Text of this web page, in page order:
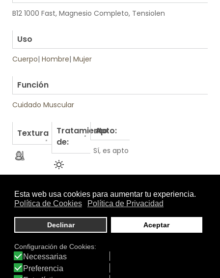
B12 1000 Fast, Magnesio Completo, Tensiolen
Uso
Cuerpo| Hombre| Mujer
Función
Cuidado Muscular
Textura
Tratamiento
de:
Apto:
Sí, es apto
Otros productos de Principium